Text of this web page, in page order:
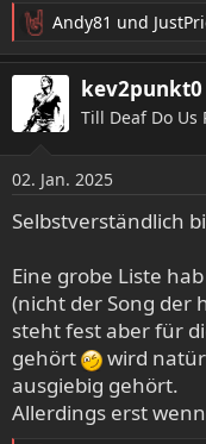
R
e
a
t
n
e
n
Andy81 und
kev2punkt0
Till Deaf Do Us
02. Jan. 2025
Selbstverständlich
Eine grobe Liste
(nicht der Song der
steht fest aber für
gehört
wird
ausgiebig gehört.
Allerdings erst